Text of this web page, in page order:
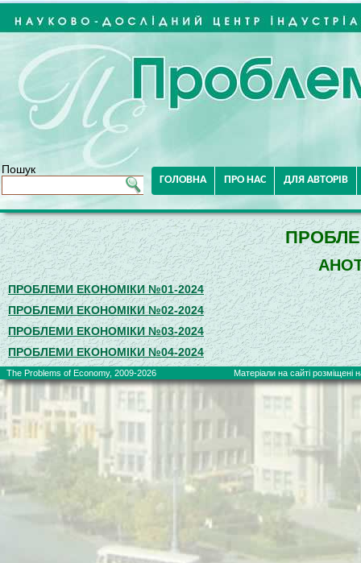
Пошук
ГОЛОВНА ПРО НАС ДЛЯ АВТОРІВ
ПРОБЛЕМИ ЕКОНОМІКИ №01-2024
ПРОБЛЕМИ ЕКОНОМІКИ №02-2024
ПРОБЛЕМИ ЕКОНОМІКИ №03-2024
ПРОБЛЕМИ ЕКОНОМІКИ №04-2024
The Problems of Economy, 2009-2026 Матеріали на сайті